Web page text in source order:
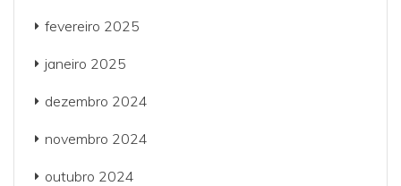
fevereiro 2025
janeiro 2025
dezembro 2024
novembro 2024
outubro 2024